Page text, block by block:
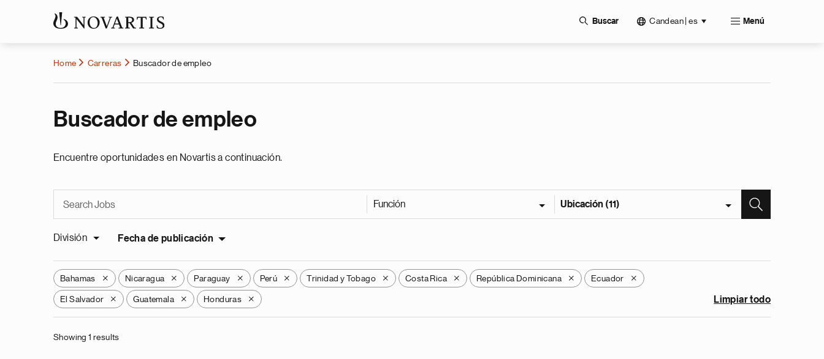
Buscar Candean | es Menú
Home Carreras Buscador de empleo
Buscador de empleo
Encuentre oportunidades en Novartis a continuación.
Función Ubicación (11)
División Fecha de publicación
Bahamas X Nicaragua X Paraguay X Perú X Trinidad y Tobago X Costa Rica X República Dominicana X Ecuador X
El Salvador X Guatemala X Honduras X Limpiar todo
Showing 1 results